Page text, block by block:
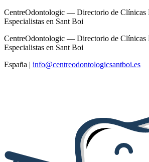
CentreOdontologic — Directorio de Clínicas
Especialistas en Sant Boi
CentreOdontologic — Directorio de Clínicas
Especialistas en Sant Boi
España | info@centreodontologicsantboi.es